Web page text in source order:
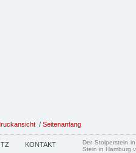
/ Seitenanfang
KONTAKT
Der Stolperstein
Stein in Hamburg